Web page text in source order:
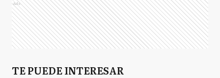
Ads
TE PUEDE INTERESAR